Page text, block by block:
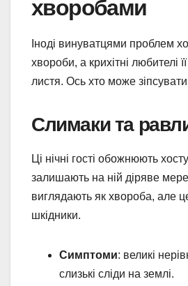
хворобами
Іноді винуватцями проблем
хвороби, а крихітні любителі
листя. Ось хто може
Слимаки та
Ці нічні гості обожнюють
залишають на ній діряве
виглядають як хвороба, але
шкідники.
Симптоми: великі
слизькі сліди на землі.